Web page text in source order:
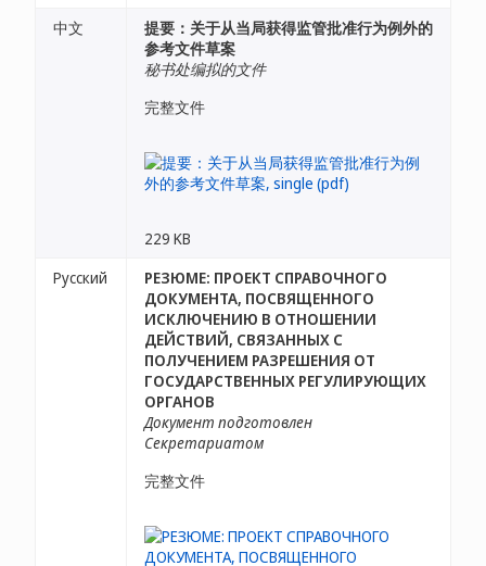
中文
提要：关于从当局获得监管批准行为例外的
参考文件草案
秘书处编拟的文件
完整文件
229 KB
Русский
РЕЗЮМЕ: ПРОЕКТ СПРАВОЧНОГО
ДОКУМЕНТА, ПОСВЯЩЕННОГО
ИСКЛЮЧЕНИЮ В ОТНОШЕНИИ
ДЕЙСТВИЙ, СВЯЗАННЫХ С
ПОЛУЧЕНИЕМ РАЗРЕШЕНИЯ ОТ
ГОСУДАРСТВЕННЫХ РЕГУЛИРУЮЩИХ
ОРГАНОВ
Документ подготовлен
Секретариатом
完整文件